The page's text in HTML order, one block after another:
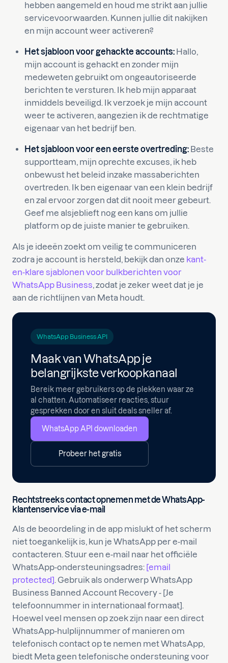
hebben aangemeld en houd me strikt aan jullie
servicevoorwaarden. Kunnen jullie dit nakijken
en mijn account weer activeren?
Het sjabloon voor gehackte accounts: Hallo,
mijn account is gehackt en zonder mijn
medeweten gebruikt om ongeautoriseerde
berichten te versturen. Ik heb mijn apparaat
inmiddels beveiligd. Ik verzoek je mijn account
weer te activeren, aangezien ik de rechtmatige
eigenaar van het bedrijf ben.
Het sjabloon voor een eerste overtreding: Beste
supportteam, mijn oprechte excuses, ik heb
onbewust het beleid inzake massaberichten
overtreden. Ik ben eigenaar van een klein bedrijf
en zal ervoor zorgen dat dit nooit meer gebeurt.
Geef me alsjeblieft nog een kans om jullie
platform op de juiste manier te gebruiken.
Als je ideeën zoekt om veilig te communiceren
zodra je account is hersteld, bekijk dan onze kant-
en-klare sjablonen voor bulkberichten voor
WhatsApp Business, zodat je zeker weet dat je je
aan de richtlijnen van Meta houdt.
WhatsApp Business API
Maak van WhatsApp je
belangrijkste verkoopkanaal
Bereik meer gebruikers op de plekken waar ze
al chatten. Automatiseer reacties, stuur
gesprekken door en sluit deals sneller af.
WhatsApp API downloaden
Probeer het gratis
Rechtstreeks contact opnemen met de WhatsApp-
klantenservice via e-mail
Als de beoordeling in de app mislukt of het scherm
niet toegankelijk is, kun je WhatsApp per e-mail
contacteren. Stuur een e-mail naar het officiële
WhatsApp-ondersteuningsadres: [email
protected]. Gebruik als onderwerp WhatsApp
Business Banned Account Recovery - [Je
telefoonnummer in internationaal formaat].
Hoewel veel mensen op zoek zijn naar een direct
WhatsApp-hulplijnnummer of manieren om
telefonisch contact op te nemen met WhatsApp,
biedt Meta geen telefonische ondersteuning voor